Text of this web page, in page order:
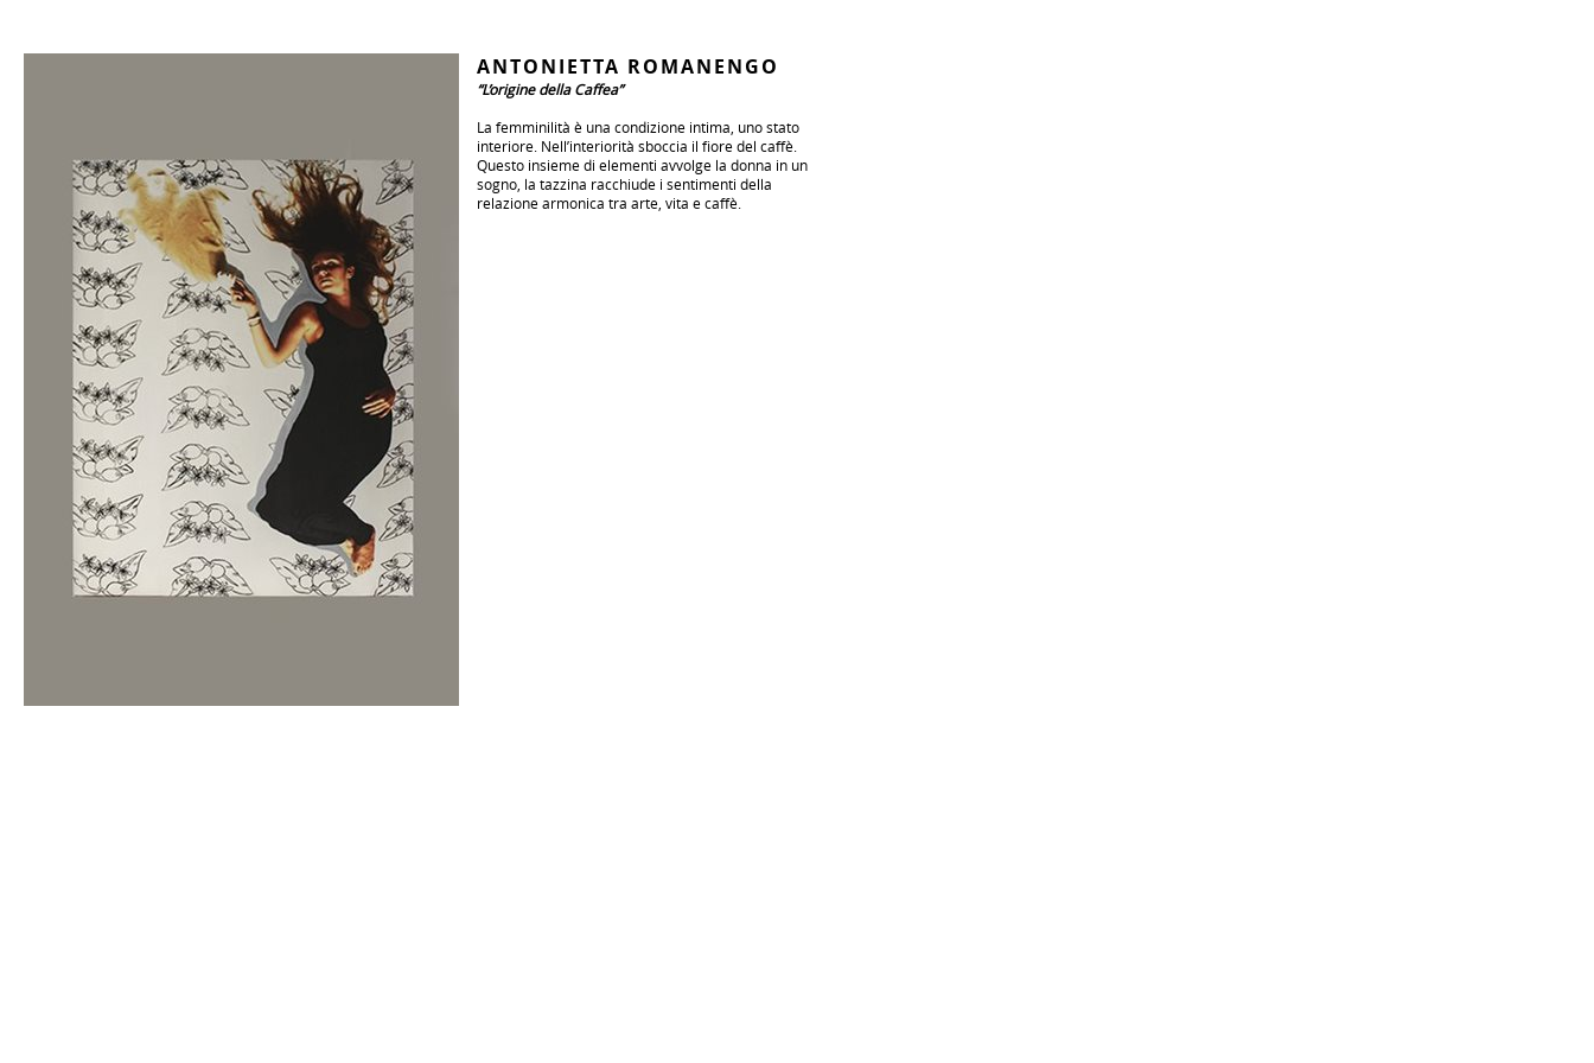
ANTONIETTA ROMANENGO
“L’origine della Caffea”
La femminilità è una condizione intima, uno stato
interiore. Nell’interiorità sboccia il fiore del caffè.
Questo insieme di elementi avvolge la donna in un
sogno, la tazzina racchiude i sentimenti della
relazione armonica tra arte, vita e caffè.